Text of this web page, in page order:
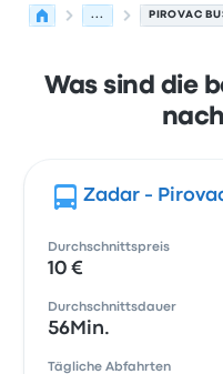
... PIROVAC
Was sind die
Zadar -
Durchschnittspreis
10 €
Durchschnittsdauer
56Min.
Tägliche Abfahrten